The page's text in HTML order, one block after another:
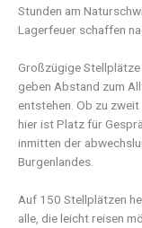
Stunden am
Lagerfeuer schaffen
Großzügige
geben Abstand zum
entstehen. Ob zu
hier ist Platz für
inmitten der
Burgenlandes.
Auf 150 Stellplätzen
alle, die leicht reisen